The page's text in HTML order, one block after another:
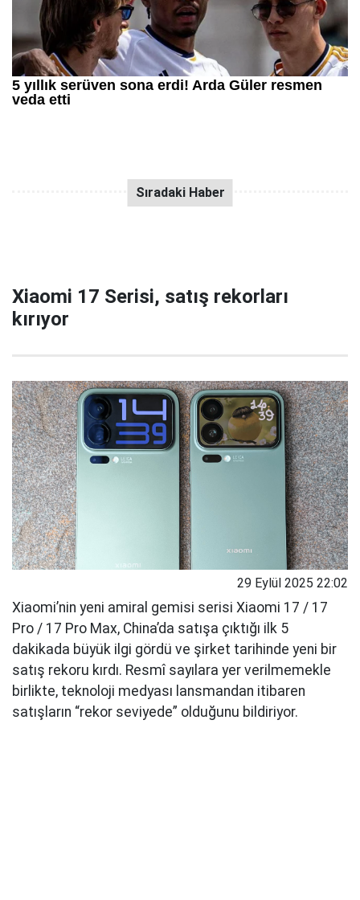
Xiaomi 17 Serisi, satış rekorları
kırıyor
29 Eylül 2025 22:02
Xiaomi’nin yeni amiral gemisi serisi Xiaomi 17 / 17
Pro / 17 Pro Max, China’da satışa çıktığı ilk 5
dakikada büyük ilgi gördü ve şirket tarihinde yeni bir
satış rekoru kırdı. Resmî sayılara yer verilmemekle
birlikte, teknoloji medyası lansmandan itibaren
satışların “rekor seviyede” olduğunu bildiriyor.